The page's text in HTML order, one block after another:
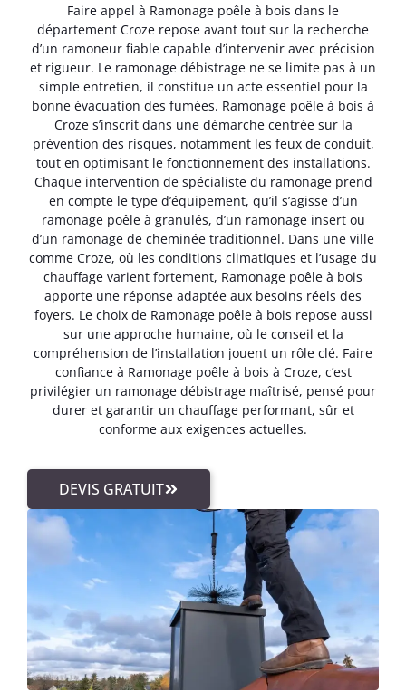
Faire appel à Ramonage poêle à bois dans le
département Croze repose avant tout sur la recherche
d’un ramoneur fiable capable d’intervenir avec précision
et rigueur. Le ramonage débistrage ne se limite pas à un
simple entretien, il constitue un acte essentiel pour la
bonne évacuation des fumées. Ramonage poêle à bois à
Croze s’inscrit dans une démarche centrée sur la
prévention des risques, notamment les feux de conduit,
tout en optimisant le fonctionnement des installations.
Chaque intervention de spécialiste du ramonage prend
en compte le type d’équipement, qu’il s’agisse d’un
ramonage poêle à granulés, d’un ramonage insert ou
d’un ramonage de cheminée traditionnel. Dans une ville
comme Croze, où les conditions climatiques et l’usage du
chauffage varient fortement, Ramonage poêle à bois
apporte une réponse adaptée aux besoins réels des
foyers. Le choix de Ramonage poêle à bois repose aussi
sur une approche humaine, où le conseil et la
compréhension de l’installation jouent un rôle clé. Faire
confiance à Ramonage poêle à bois à Croze, c’est
privilégier un ramonage débistrage maîtrisé, pensé pour
durer et garantir un chauffage performant, sûr et
conforme aux exigences actuelles.
DEVIS GRATUIT